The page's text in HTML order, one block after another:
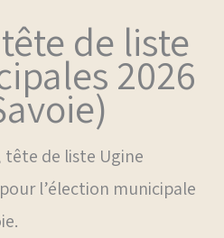
de liste
2026
tête de liste Ugine
l’élection municipale